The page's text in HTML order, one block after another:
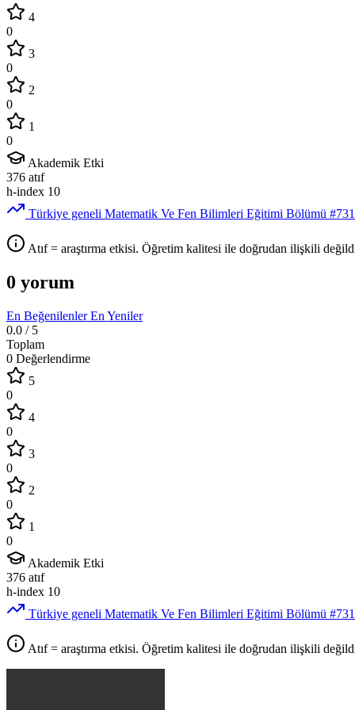
4
0
3
0
2
0
1
0
Akademik Etki
376 atıf
h-index 10
Türkiye geneli Matematik Ve Fen Bilimleri Eğitimi Bölümü #731
Atıf = araştırma etkisi. Öğretim kalitesi ile doğrudan ilişkili
0 yorum
En BeğenilenlerEn Yeniler
0.0 / 5
Toplam
0 Değerlendirme
5
0
4
0
3
0
2
0
1
0
Akademik Etki
376 atıf
h-index 10
Türkiye geneli Matematik Ve Fen Bilimleri Eğitimi Bölümü #731
Atıf = araştırma etkisi. Öğretim kalitesi ile doğrudan ilişkili